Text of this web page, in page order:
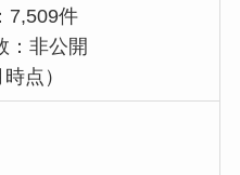
7,509件
：非公開
点）